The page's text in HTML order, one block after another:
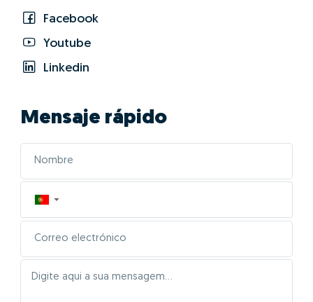
Facebook
Youtube
Linkedin
Mensaje rápido
▼